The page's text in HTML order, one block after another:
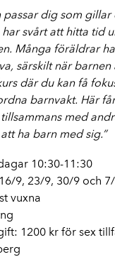
passar dig som
svårt att hitta tid
Många föräldrar
särskilt när barnen
där du kan få
barnvakt. Här
med
ha barn med sig.”
10:30-11:30
9, 23/9, 30/9 och
vuxna
1200 kr för sex